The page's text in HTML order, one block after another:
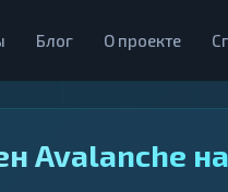
Блог О проекте
Avalanche